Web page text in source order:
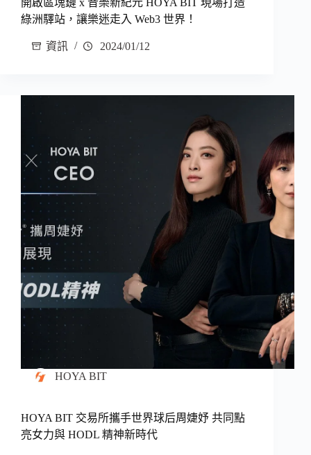
開啟區塊鏈 x 音樂新紀元 HOYA BIT 現場打造
綠洲驛站，讓樂迷走入 Web3 世界！
資訊 2024/01/12
HOYA BIT
HOYA BIT 交易所攜手世界球后周婕妤 共同點
亮女力與 HODL 精神新時代